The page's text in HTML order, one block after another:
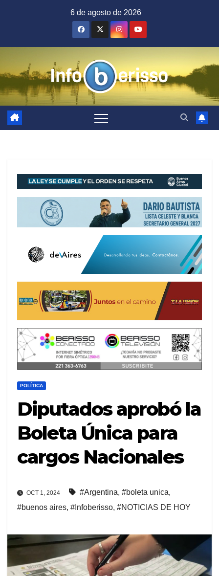
6 de agosto de 2026
POLÍTICA
Diputados aprobó la
Boleta Única para
cargos Nacionales
OCT 1, 2024 #Argentina, #boleta unica,
#buenos aires, #Infoberisso, #NOTICIAS DE HOY